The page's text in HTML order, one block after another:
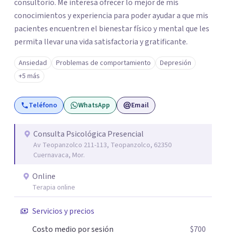
consultorio. Me interesa ofrecer lo mejor de mis
conocimientos y experiencia para poder ayudar a que mis
pacientes encuentren el bienestar físico y mental que les
permita llevar una vida satisfactoria y gratificante.
Ansiedad Problemas de comportamiento
Depresión
+5 más
Teléfono WhatsApp Email
Consulta Psicológica Presencial
Av Teopanzolco 211-113, Teopanzolco, 62350
Cuernavaca, Mor.
Online
Terapia online
Servicios y precios
Costo medio por sesión
$700